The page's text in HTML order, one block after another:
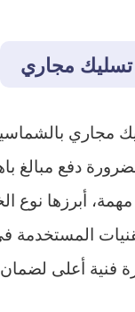
مجاري
بالشماسيه
دفع
أبرزها نوع
المستخدمة
فنية أعلى لضمان